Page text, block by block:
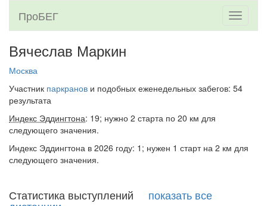
Toggle
ПроБЕГ
Вячеслав Маркин
Москва
Участник паркранов и подобных еженедельных забегов: 54
результата
Индекс Эддингтона: 19; нужно 2 старта по 20 км для
следующего значения.
Индекс Эддингтона в 2026 году: 1; нужен 1 старт на 2 км для
следующего значения.
Статистика выступлений показать все